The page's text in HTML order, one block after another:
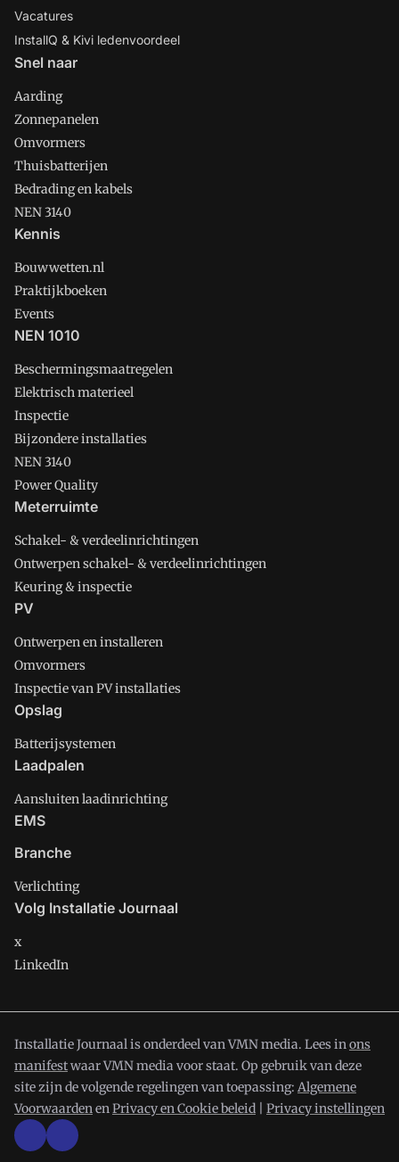
Vacatures
InstallQ & Kivi ledenvoordeel
Snel naar
Aarding
Zonnepanelen
Omvormers
Thuisbatterijen
Bedrading en kabels
NEN 3140
Kennis
Bouwwetten.nl
Praktijkboeken
Events
NEN 1010
Beschermingsmaatregelen
Elektrisch materieel
Inspectie
Bijzondere installaties
NEN 3140
Power Quality
Meterruimte
Schakel- & verdeelinrichtingen
Ontwerpen schakel- & verdeelinrichtingen
Keuring & inspectie
PV
Ontwerpen en installeren
Omvormers
Inspectie van PV installaties
Opslag
Batterijsystemen
Laadpalen
Aansluiten laadinrichting
EMS
Branche
Verlichting
Volg Installatie Journaal
x
LinkedIn
Installatie Journaal is onderdeel van VMN media. Lees inons
manifestwaar VMN media voor staat. Op gebruik van deze
site zijn de volgende regelingen van toepassing: Algemene
VoorwaardenenPrivacy en Cookie beleid Privacy instellingen